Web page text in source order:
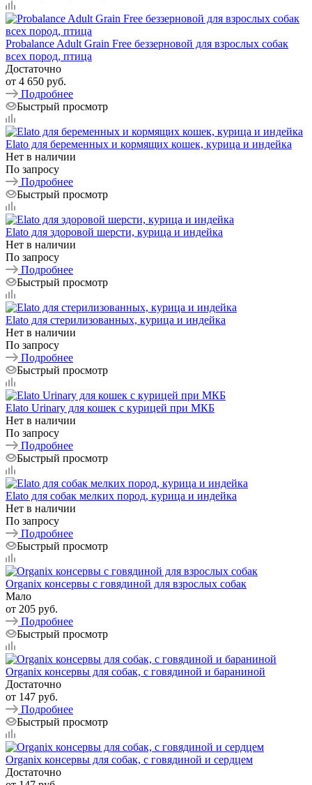
Probalance Adult Grain Free беззерновой для взрослых собак
всех пород, птица
Достаточно
от 4 650 руб.
Подробнее
Быстрый просмотр
Elato для беременных и кормящих кошек, курица и индейка
Нет в наличии
По запросу
Подробнее
Быстрый просмотр
Elato для здоровой шерсти, курица и индейка
Нет в наличии
По запросу
Подробнее
Быстрый просмотр
Elato для стерилизованных, курица и индейка
Нет в наличии
По запросу
Подробнее
Быстрый просмотр
Elato Urinary для кошек с курицей при МКБ
Нет в наличии
По запросу
Подробнее
Быстрый просмотр
Elato для собак мелких пород, курица и индейка
Нет в наличии
По запросу
Подробнее
Быстрый просмотр
Organix консервы c говядиной для взрослых собак
Мало
от 205 руб.
Подробнее
Быстрый просмотр
Organix консервы для собак, с говядиной и бараниной
Достаточно
от 147 руб.
Подробнее
Быстрый просмотр
Organix консервы для собак, с говядиной и сердцем
Достаточно